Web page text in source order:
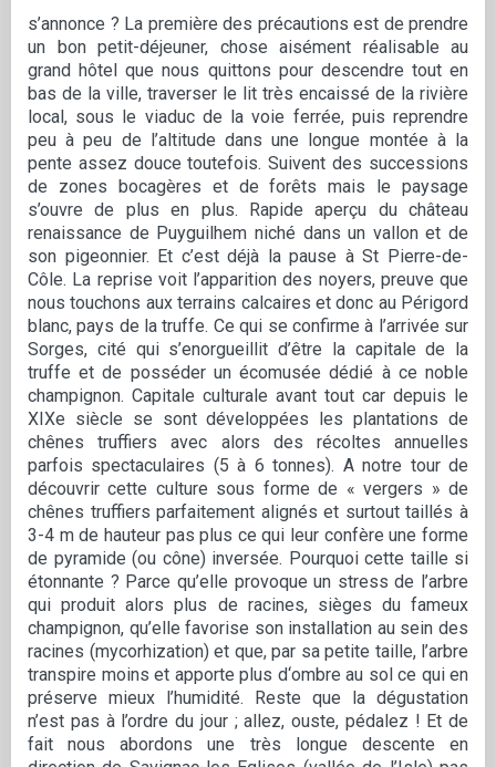
s’annonce ? La première des précautions est de prendre
un bon petit-déjeuner, chose aisément réalisable au
grand hôtel que nous quittons pour descendre tout en
bas de la ville, traverser le lit très encaissé de la rivière
local, sous le viaduc de la voie ferrée, puis reprendre
peu à peu de l’altitude dans une longue montée à la
pente assez douce toutefois. Suivent des successions
de zones bocagères et de forêts mais le paysage
s’ouvre de plus en plus. Rapide aperçu du château
renaissance de Puyguilhem niché dans un vallon et de
son pigeonnier. Et c’est déjà la pause à St Pierre-de-
Côle. La reprise voit l’apparition des noyers, preuve que
nous touchons aux terrains calcaires et donc au Périgord
blanc, pays de la truffe. Ce qui se confirme à l’arrivée sur
Sorges, cité qui s’enorgueillit d’être la capitale de la
truffe et de posséder un écomusée dédié à ce noble
champignon. Capitale culturale avant tout car depuis le
XIXe siècle se sont développées les plantations de
chênes truffiers avec alors des récoltes annuelles
parfois spectaculaires (5 à 6 tonnes). A notre tour de
découvrir cette culture sous forme de « vergers » de
chênes truffiers parfaitement alignés et surtout taillés à
3-4 m de hauteur pas plus ce qui leur confère une forme
de pyramide (ou cône) inversée. Pourquoi cette taille si
étonnante ? Parce qu’elle provoque un stress de l’arbre
qui produit alors plus de racines, sièges du fameux
champignon, qu’elle favorise son installation au sein des
racines (mycorhization) et que, par sa petite taille, l’arbre
transpire moins et apporte plus d‘ombre au sol ce qui en
préserve mieux l’humidité. Reste que la dégustation
n’est pas à l’ordre du jour ; allez, ouste, pédalez ! Et de
fait nous abordons une très longue descente en